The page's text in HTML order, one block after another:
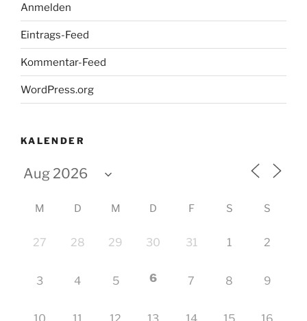
Anmelden
Eintrags-Feed
Kommentar-Feed
WordPress.org
KALENDER
M D M D F S S
27 28 29 30 31 1 2
3 4 5 6 7 8 9